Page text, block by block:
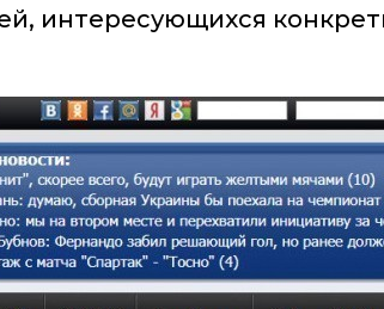
интересующихся